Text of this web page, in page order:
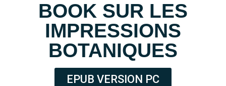
BOOK SUR LES
IMPRESSIONS
BOTANIQUES
EPUB VERSION PC